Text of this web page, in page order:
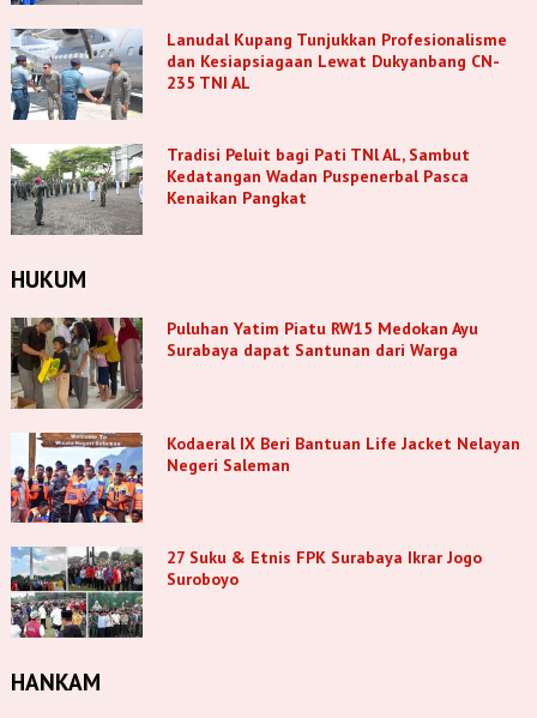
Lanudal Kupang Tunjukkan Profesionalisme
dan Kesiapsiagaan Lewat Dukyanbang CN-
235 TNI AL
Tradisi Peluit bagi Pati TNl AL, Sambut
Kedatangan Wadan Puspenerbal Pasca
Kenaikan Pangkat
HUKUM
Puluhan Yatim Piatu RW15 Medokan Ayu
Surabaya dapat Santunan dari Warga
Kodaeral IX Beri Bantuan Life Jacket Nelayan
Negeri Saleman
27 Suku & Etnis FPK Surabaya Ikrar Jogo
Suroboyo
HANKAM